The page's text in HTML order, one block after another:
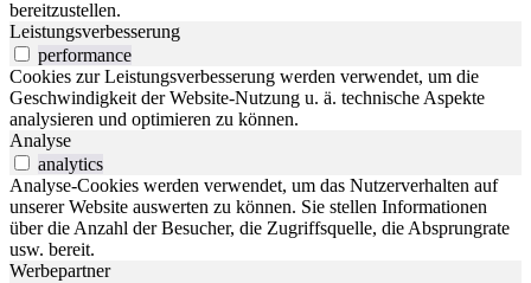
bereitzustellen.
Leistungsverbesserung
performance
Cookies zur Leistungsverbesserung werden verwendet, um die
Geschwindigkeit der Website-Nutzung u. ä. technische Aspekte
analysieren und optimieren zu können.
Analyse
analytics
Analyse-Cookies werden verwendet, um das Nutzerverhalten auf
unserer Website auswerten zu können. Sie stellen Informationen
über die Anzahl der Besucher, die Zugriffsquelle, die Absprungrate
usw. bereit.
Werbepartner